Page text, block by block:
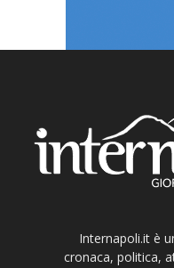
Internapoli.it è
cronaca, politica,